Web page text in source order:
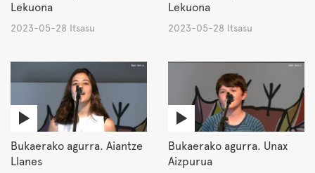
Lekuona
2023-05-28 Itsasu
Lekuona
2023-05-28 Itsasu
Bukaerako agurra. Aiantze
Llanes
Bukaerako agurra. Unax
Aizpurua